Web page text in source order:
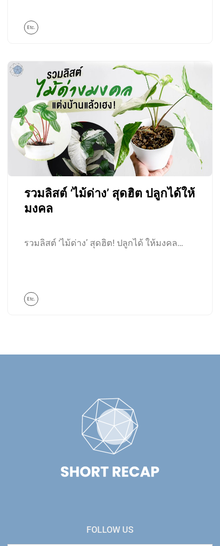
Etc.
รวมลิสต์ ‘ไม้ด่าง’ สุดฮิต ปลูกได้ให้
มงคล
รวมลิสต์ ‘ไม้ด่าง’ สุดฮิต! ปลูกได้ ให้มงคล…
Etc.
FOLLOW US